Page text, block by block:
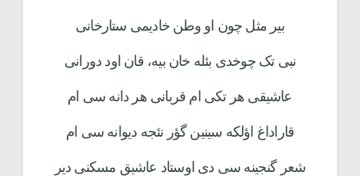
بیر مثل چون او وطن خادیمی ستارخانی
نبی تک چوخدی بئله خان بیه، قان اود دورانی
عاشیقی هر تکی ام قربانی هر دانه سی ام
قاراداغ اؤلکه سینین گؤر نئجه دیوانه سی ام
شعر گنجینه سی دی اوستاد عاشیق مسکنی دیر